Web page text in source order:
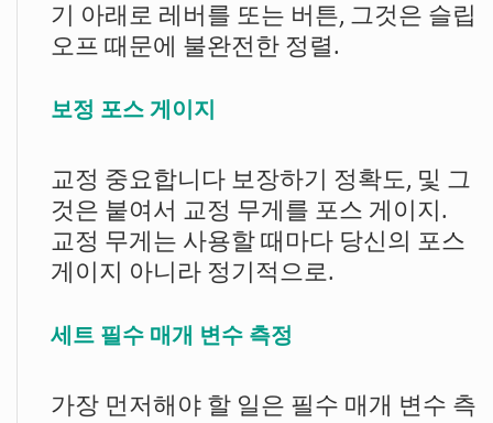
기 아래로 레버를 또는 버튼, 그것은 슬립
오프 때문에 불완전한 정렬.
보정 포스 게이지
교정 중요합니다 보장하기 정확도, 및 그
것은 붙여서 교정 무게를 포스 게이지.
교정 무게는 사용할 때마다 당신의 포스
게이지 아니라 정기적으로.
세트 필수 매개 변수 측정
가장 먼저해야 할 일은 필수 매개 변수 측